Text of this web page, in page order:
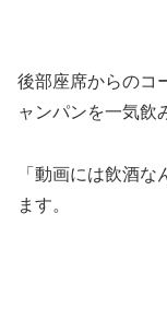
後部座席からのコ
ャンパンを一気飲
「動画には飲酒
ます。